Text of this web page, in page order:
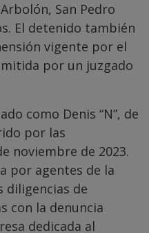
San Pedro
El detenido también
vigente por el
por un juzgado
como Denis “N”, de
por las
noviembre de 2023.
por agentes de la
diligencias de
con la denuncia
dedicada al